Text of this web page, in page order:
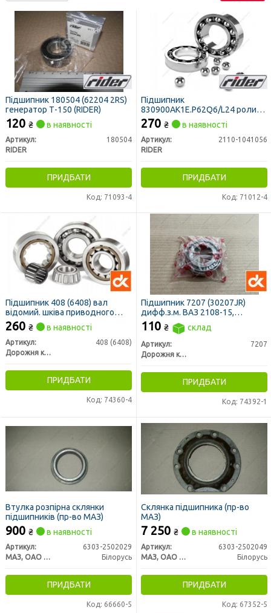
Підшипник 180504 (62204 2RS)
генератор Т-150 (RIDER)
120 ₴ в наявності
Артикул:
180504
RIDER
ПРИДБАТИ
Код: 71093-4
Підшипник
830900АК1Е.P62Q6/L24 ролик
натяж. приводу генерат. та
компрес. ВАЗ (RIDER)
270 ₴ в наявності
Артикул:
2110-1041056
RIDER
ПРИДБАТИ
Код: 71012-4
Підшипник 408 (6408) вал
відомий. шківа приводного
МТЗ, Т-40, ВОМ Т-75 <ДК>
260 ₴ в наявності
Артикул:
408 (6408)
Дорожня карта
ПРИДБАТИ
Код: 74360-4
Підшипник 7207 (30207JR)
дифф.з.м. ВАЗ 2108-15,
Москвич <ДК>
110 ₴ склад
Артикул:
7207
Дорожня карта
ПРИДБАТИ
Код: 74392-1
Втулка розпірна склянки
підшипників (пр-во МАЗ)
900 ₴ в наявності
Артикул:
6303-2502029
МАЗ, ОАО «Минский автомобильный завод»
Білорусь
ПРИДБАТИ
Код: 66660-5
Склянка підшипника (пр-во
МАЗ)
7 250 ₴ в наявності
Артикул:
6303-2502049
МАЗ, ОАО «Минский автомобильный завод»
Білорусь
ПРИДБАТИ
Код: 67352-5